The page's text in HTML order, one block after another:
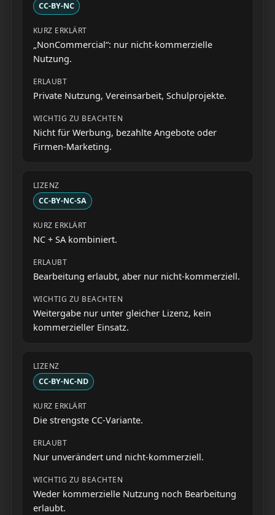
CC-BY-NC
„NonCommercial“: nur nicht-kommerzielle
Nutzung.
Private Nutzung, Vereinsarbeit, Schulprojekte.
Nicht für Werbung, bezahlte Angebote oder
Firmen-Marketing.
CC-BY-NC-SA
NC + SA kombiniert.
Bearbeitung erlaubt, aber nur nicht-kommerziell.
Weitergabe nur unter gleicher Lizenz, kein
kommerzieller Einsatz.
CC-BY-NC-ND
Die strengste CC-Variante.
Nur unverändert und nicht-kommerziell.
Weder kommerzielle Nutzung noch Bearbeitung
erlaubt.